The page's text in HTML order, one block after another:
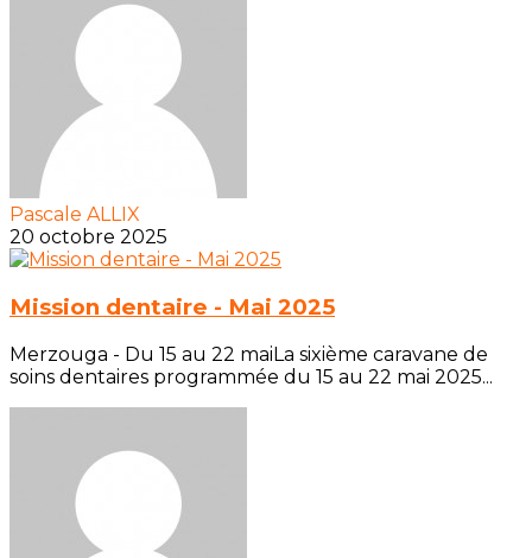
Pascale ALLIX
20 octobre 2025
Mission dentaire - Mai 2025
Merzouga - Du 15 au 22 maiLa sixième caravane de
soins dentaires programmée du 15 au 22 mai 2025...